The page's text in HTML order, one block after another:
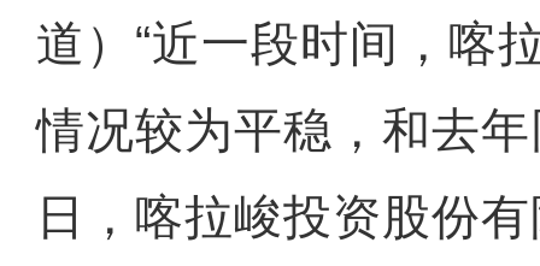
道）“近一段时间，喀
情况较为平稳，和去
日，喀拉峻投资股份